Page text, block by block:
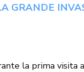
GRANDE
la prima visita